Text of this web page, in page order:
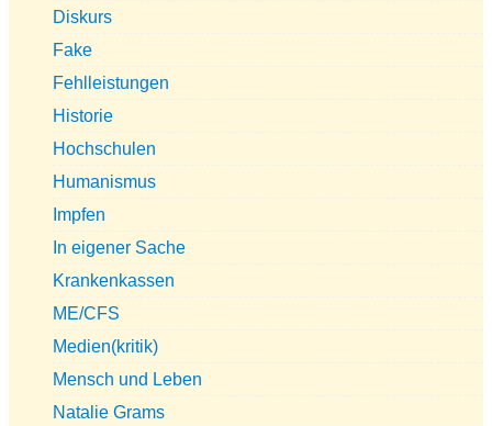
Diskurs
Fake
Fehlleistungen
Historie
Hochschulen
Humanismus
Impfen
In eigener Sache
Krankenkassen
ME/CFS
Medien(kritik)
Mensch und Leben
Natalie Grams